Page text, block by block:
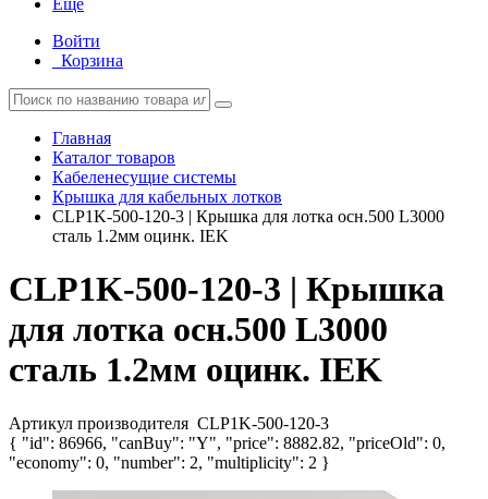
Еще
Войти
Корзина
Главная
Каталог товаров
Кабеленесущие системы
Крышка для кабельных лотков
CLP1K-500-120-3 | Крышка для лотка осн.500 L3000
сталь 1.2мм оцинк. IEK
CLP1K-500-120-3 | Крышка
для лотка осн.500 L3000
сталь 1.2мм оцинк. IEK
Артикул производителя CLP1K-500-120-3
{ "id": 86966, "canBuy": "Y", "price": 8882.82, "priceOld": 0,
"economy": 0, "number": 2, "multiplicity": 2 }